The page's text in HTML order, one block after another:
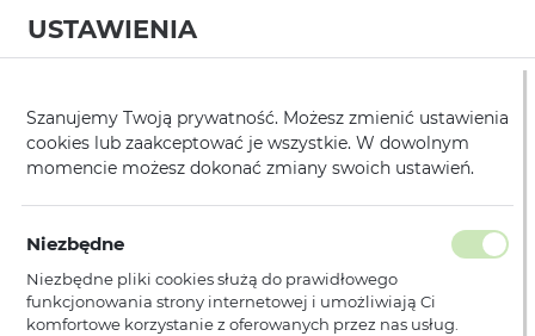
Strona główna / Producent / Baseus / Uchwyty
KATEGORIE SORTUJ
Uchwyty
USTAWIENIA
Szanujemy Twoją prywatność. Możesz zmienić ustawienia
cookies lub zaakceptować je wszystkie. W dowolnym
momencie możesz dokonać zmiany swoich ustawień.
Niezbędne
Niezbędne pliki cookies służą do prawidłowego
funkcjonowania strony internetowej i umożliwiają Ci
komfortowe korzystanie z oferowanych przez nas usług.